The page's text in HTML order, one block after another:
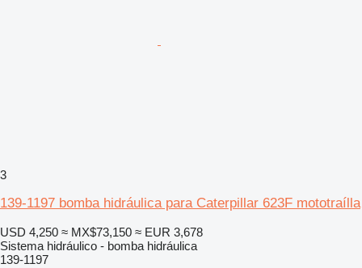
3
139-1197 bomba hidráulica para Caterpillar 623F mototraílla
USD 4,250 ≈ MX$73,150 ≈ EUR 3,678
Sistema hidráulico - bomba hidráulica
139-1197